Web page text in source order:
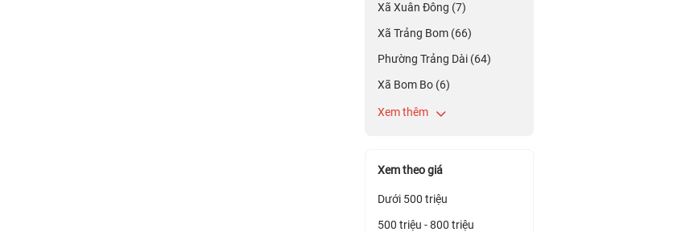
Xã Xuân Đông (7)
Xã Trảng Bom (66)
Phường Trảng Dài (64)
Xã Bom Bo (6)
Xem thêm
Xem theo giá
Dưới 500 triệu
500 triệu - 800 triệu